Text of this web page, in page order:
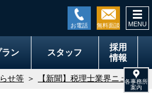
ン スタッフ
採用
情報
せ等 【新聞】税理士業界ニュース